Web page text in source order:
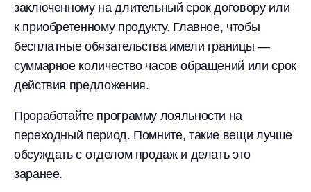
заключенному на длительный срок договору или
к приобретенному продукту. Главное, чтобы
бесплатные обязательства имели границы —
суммарное количество часов обращений или срок
действия предложения.
Проработайте программу лояльности на
переходный период. Помните, такие вещи лучше
обсуждать с отделом продаж и делать это
заранее.